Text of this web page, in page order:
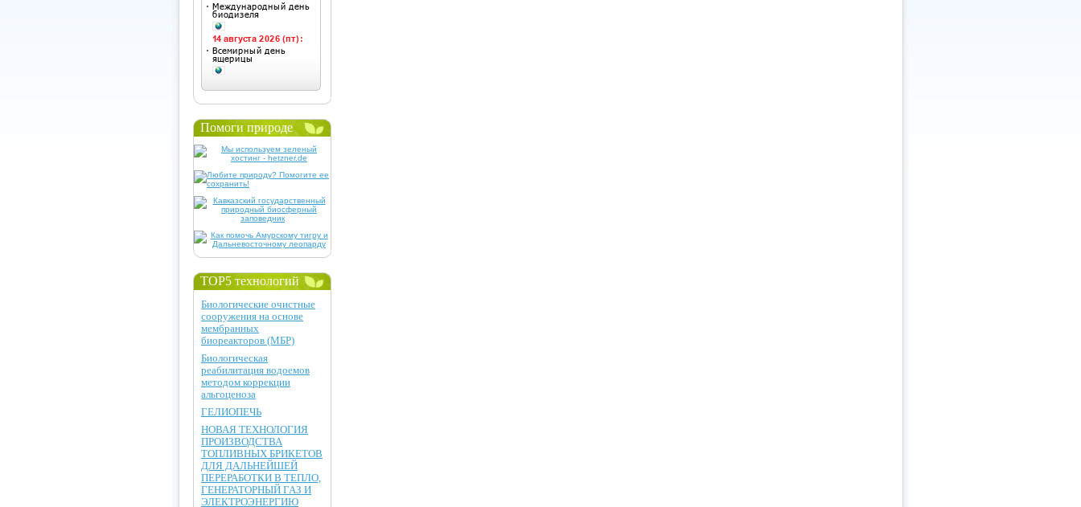
Помоги природе
TOP5 технологий
Биологические очистные
сооружения на основе
мембранных
биореакторов (МБР)
Биологическая
реабилитация водоемов
методом коррекции
альгоценоза
ГЕЛИОПЕЧЬ
НОВАЯ ТЕХНОЛОГИЯ
ПРОИЗВОДСТВА
ТОПЛИВНЫХ БРИКЕТОВ
ДЛЯ ДАЛЬНЕЙШЕЙ
ПЕРЕРАБОТКИ В ТЕПЛО,
ГЕНЕРАТОРНЫЙ ГАЗ И
ЭЛЕКТРОЭНЕРГИЮ